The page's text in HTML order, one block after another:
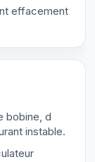
effacement
bobine, d
instable.